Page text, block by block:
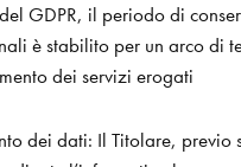
GDPR, il periodo di
è stabilito per un arco di
dei servizi erogati
dei dati: Il Titolare, previo